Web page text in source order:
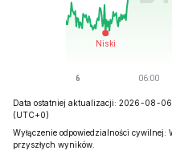
Data ostatniej aktualizacji: 2026-08-
(UTC+0)
Wyłączenie odpowiedzialności
przyszłych wyników.